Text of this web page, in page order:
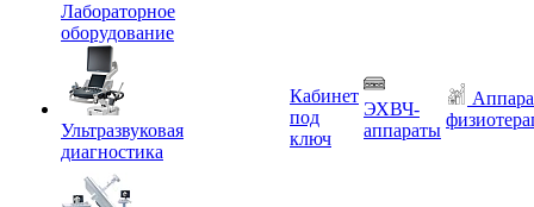
Лабораторное
оборудование
Ультразвуковая
диагностика
Кабинет
под
ключ
ЭХВЧ-
аппараты